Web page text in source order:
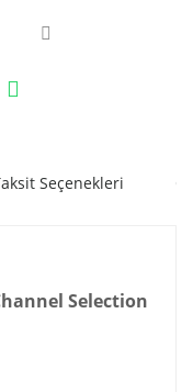
Seçenekleri
Selection